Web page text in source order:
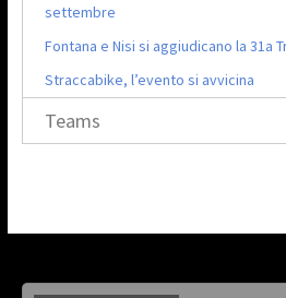
settembre
Fontana e Nisi si aggiudicano la 31a
Straccabike, l’evento si avvicina
Teams